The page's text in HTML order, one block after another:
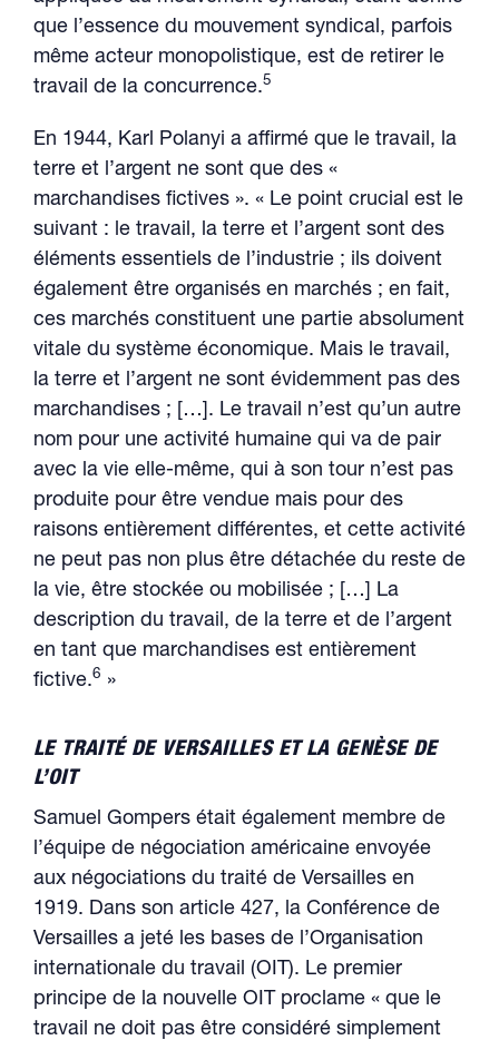
que l’essence du mouvement syndical, parfois
même acteur monopolistique, est de retirer le
travail de la concurrence.5
En 1944, Karl Polanyi a affirmé que le travail, la
terre et l’argent ne sont que des «
marchandises fictives ». « Le point crucial est le
suivant : le travail, la terre et l’argent sont des
éléments essentiels de l’industrie ; ils doivent
également être organisés en marchés ; en fait,
ces marchés constituent une partie absolument
vitale du système économique. Mais le travail,
la terre et l’argent ne sont évidemment pas des
marchandises ; […]. Le travail n’est qu’un autre
nom pour une activité humaine qui va de pair
avec la vie elle-même, qui à son tour n’est pas
produite pour être vendue mais pour des
raisons entièrement différentes, et cette activité
ne peut pas non plus être détachée du reste de
la vie, être stockée ou mobilisée ; […] La
description du travail, de la terre et de l’argent
en tant que marchandises est entièrement
fictive.6 »
LE TRAITÉ DE VERSAILLES ET LA GENÈSE DE
L’OIT
Samuel Gompers était également membre de
l’équipe de négociation américaine envoyée
aux négociations du traité de Versailles en
1919. Dans son article 427, la Conférence de
Versailles a jeté les bases de l’Organisation
internationale du travail (OIT). Le premier
principe de la nouvelle OIT proclame « que le
travail ne doit pas être considéré simplement